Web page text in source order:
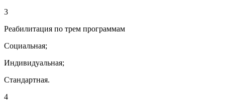
3
Реабилитация по трем программам
Социальная;
Индивидуальная;
Стандартная.
4